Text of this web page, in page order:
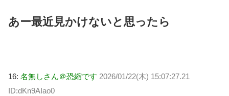
あー最近見かけないと思ったら
16: 名無しさん＠恐縮です 2026/01/22(木) 15:07:27.21
ID:dKn9AIao0